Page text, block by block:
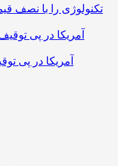
تکنولوژی را با نصف